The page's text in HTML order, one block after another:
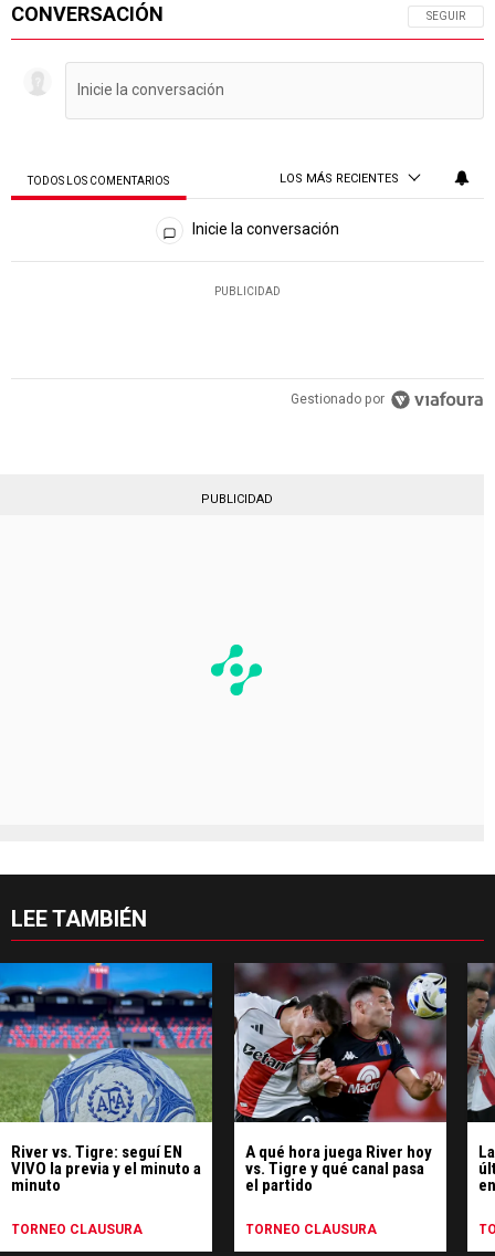
CONVERSACIÓN SIGA ESTA
SEGUIR
TODOS LOS COMENTARIOS LOS MÁS RECIENTES
Todos los comentarios
Inicie la conversación
PUBLICIDAD
Gestionado por
PUBLICIDAD
LEE TAMBIÉN
River vs. Tigre: seguí EN
VIVO la previa y el minuto a
minuto
TORNEO CLAUSURA
A qué hora juega River hoy
vs. Tigre y qué canal pasa
el partido
TORNEO CLAUSURA